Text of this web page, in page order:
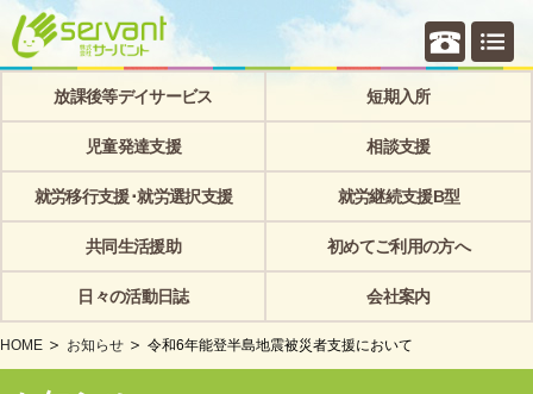
個別相
放課後等デイサービス 短期入所
児童発達支援 相談支援
就労移行支援･就労選択支援 就労継続支援B型
共同生活援助 初めてご利用の方へ
日々の活動日誌 会社案内
HOME お知らせ 令和6年能登半島地震被災者支援において